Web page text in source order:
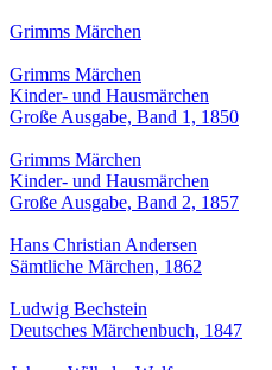
Grimms Märchen
Grimms Märchen
Kinder- und Hausmärchen
Große Ausgabe, Band 1, 1850
Grimms Märchen
Kinder- und Hausmärchen
Große Ausgabe, Band 2, 1857
Hans Christian Andersen
Sämtliche Märchen, 1862
Ludwig Bechstein
Deutsches Märchenbuch, 1847